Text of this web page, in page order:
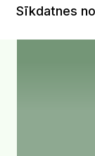
Sīkdatnes